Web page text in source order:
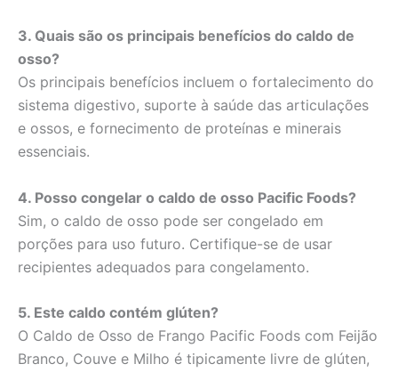
3. Quais são os principais benefícios do caldo de
osso?
Os principais benefícios incluem o fortalecimento do
sistema digestivo, suporte à saúde das articulações
e ossos, e fornecimento de proteínas e minerais
essenciais.
4. Posso congelar o caldo de osso Pacific Foods?
Sim, o caldo de osso pode ser congelado em
porções para uso futuro. Certifique-se de usar
recipientes adequados para congelamento.
5. Este caldo contém glúten?
O Caldo de Osso de Frango Pacific Foods com Feijão
Branco, Couve e Milho é tipicamente livre de glúten,